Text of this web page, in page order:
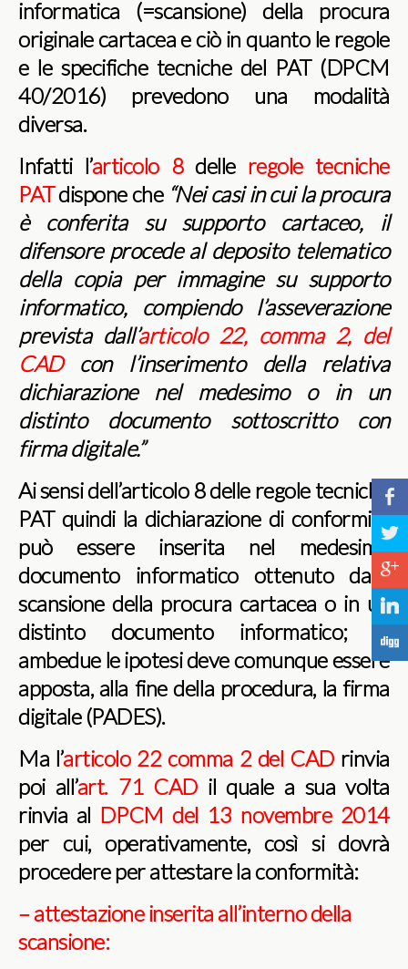
informatica (=scansione) della procura
originale cartacea e ciò in quanto le regole
e le specifiche tecniche del PAT (DPCM
40/2016) prevedono una modalità
diversa.
Infatti l’articolo 8delle regole tecniche
PATdispone che “Nei casi in cui la procura
è conferita su supporto cartaceo, il
difensore procede al deposito telematico
della copia per immagine su supporto
informatico, compiendo l’asseverazione
prevista dall’articolo 22, comma 2, del
CADcon l’inserimento della relativa
dichiarazione nel medesimo o in un
distinto documento sottoscritto con
firma digitale.”
Ai sensi dell’articolo 8 delle regole tecniche
PAT quindi la dichiarazione di conformità
può essere inserita nel medesimo
documento informatico ottenuto dalla
scansione della procura cartacea o in un
distinto documento informatico; in
ambedue le ipotesi deve comunque essere
apposta, alla fine della procedura, la firma
digitale (PADES).
Ma l’articolo 22 comma 2 del CADrinvia
poi all’art. 71 CADil quale a sua volta
rinvia al DPCM del 13 novembre 2014
per cui, operativamente, così si dovrà
procedere per attestare la conformità:
– attestazione inserita all’interno della
scansione:
b
a
c
j
F